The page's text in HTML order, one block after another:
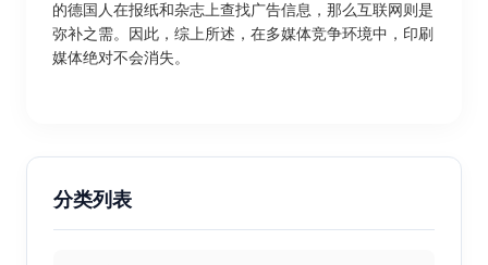
的德国人在报纸和杂志上查找广告信息，那么互联网则是
弥补之需。因此，综上所述，在多媒体竞争环境中，印刷
媒体绝对不会消失。
分类列表